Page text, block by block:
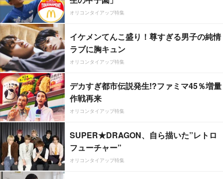
オリコンタイアップ特集
イケメンてんこ盛り！尊すぎる男子の純情
ラブに胸キュン
オリコンタイアップ特集
デカすぎ都市伝説発生!?ファミマ45％増量
作戦再来
オリコンタイアップ特集
SUPER★DRAGON、自ら描いた”レトロ
フューチャー”
オリコンタイアップ特集